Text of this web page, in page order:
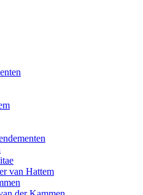
van Hattem